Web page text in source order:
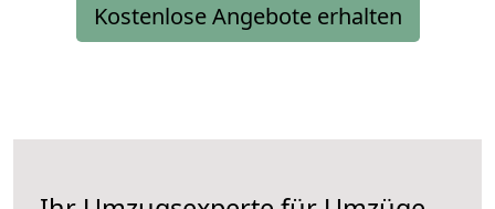
Kostenlose Angebote erhalten